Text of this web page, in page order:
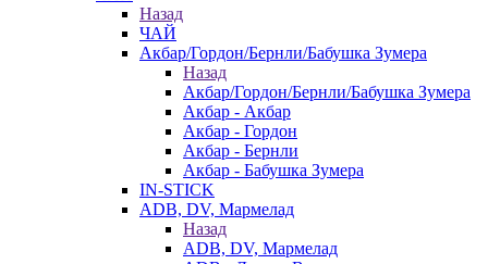
Назад
ЧАЙ
Акбар/Гордон/Бернли/Бабушка Зумера
Назад
Акбар/Гордон/Бернли/Бабушка Зумера
Акбар - Акбар
Акбар - Гордон
Акбар - Бернли
Акбар - Бабушка Зумера
IN-STICK
ADB, DV, Мармелад
Назад
ADB, DV, Мармелад